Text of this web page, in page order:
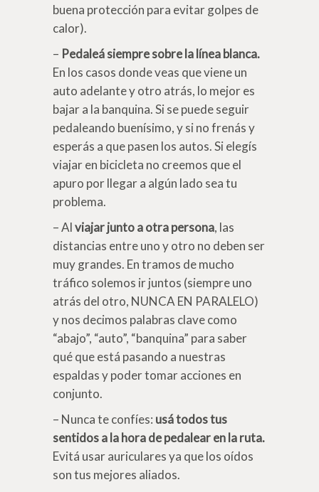
buena protección para evitar golpes de
calor).
– Pedaleá siempre sobre la línea blanca.
En los casos donde veas que viene un
auto adelante y otro atrás, lo mejor es
bajar a la banquina. Si se puede seguir
pedaleando buenísimo, y si no frenás y
esperás a que pasen los autos. Si elegís
viajar en bicicleta no creemos que el
apuro por llegar a algún lado sea tu
problema.
– Alviajar junto a otra persona, las
distancias entre uno y otro no deben ser
muy grandes. En tramos de mucho
tráfico solemos ir juntos (siempre uno
atrás del otro, NUNCA EN PARALELO)
y nos decimos palabras clave como
“abajo”, “auto”, “banquina” para saber
qué que está pasando a nuestras
espaldas y poder tomar acciones en
conjunto.
– Nunca te confíes: usá todos tus
sentidos a la hora de pedalear en la ruta.
Evitá usar auriculares ya que los oídos
son tus mejores aliados.